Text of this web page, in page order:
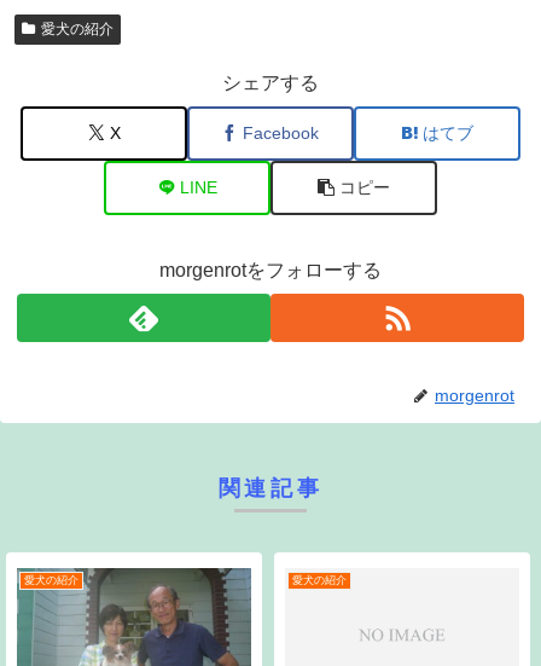
愛犬の紹介
シェアする
X Facebook はてブ
LINE コピー
morgenrotをフォローする
morgenrot
関連記事
愛犬の紹介 愛犬の紹介